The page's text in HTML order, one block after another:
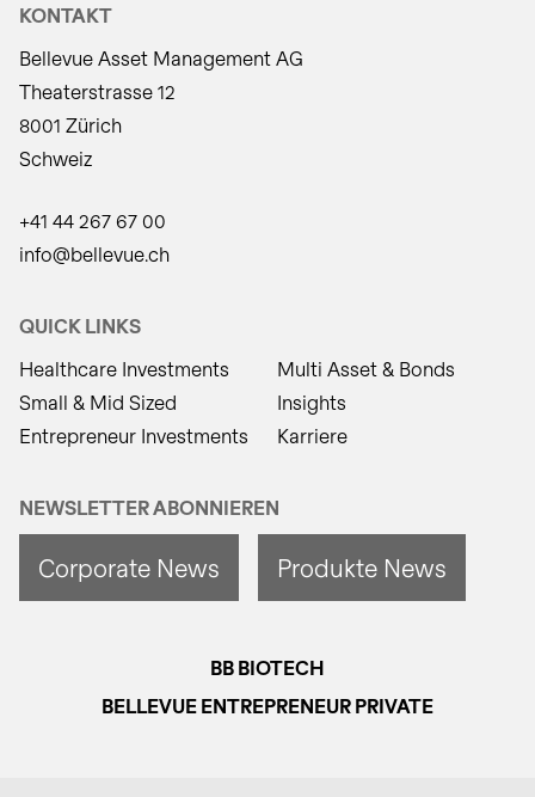
KONTAKT
Bellevue Asset Management AG
Theaterstrasse 12
8001 Zürich
Schweiz
+41 44 267 67 00
info@bellevue.ch
QUICK LINKS
Healthcare Investments
Small & Mid Sized
Entrepreneur Investments
Multi Asset & Bonds
Insights
Karriere
NEWSLETTER ABONNIEREN
Corporate News Produkte News
BB BIOTECH
BELLEVUE ENTREPRENEUR PRIVATE